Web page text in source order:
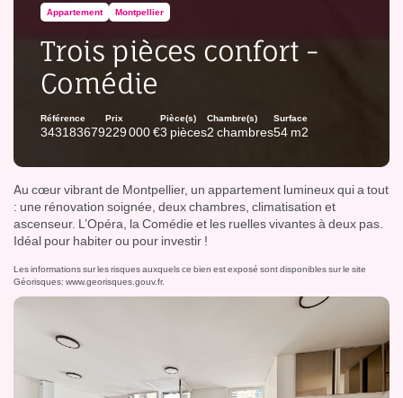
Appartement Montpellier
Trois pièces confort -
Comédie
Référence
343183679
Prix
229 000 €
Pièce(s)
3 pièces
Chambre(s)
2 chambres
Surface
54 m2
Au cœur vibrant de Montpellier, un appartement lumineux qui a tout
: une rénovation soignée, deux chambres, climatisation et
ascenseur. L’Opéra, la Comédie et les ruelles vivantes à deux pas.
Idéal pour habiter ou pour investir !
Les informations sur les risques auxquels ce bien est exposé sont disponibles sur le site
Géorisques: www.georisques.gouv.fr.